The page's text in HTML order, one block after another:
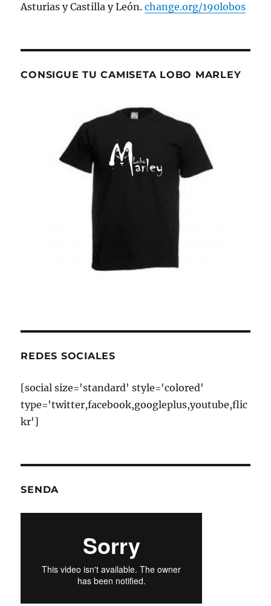
Asturias y Castilla y León.change.org/190lobos
CONSIGUE TU CAMISETA LOBO MARLEY
REDES SOCIALES
[social size='standard' style='colored'
type='twitter,facebook,googleplus,youtube,flic
kr']
SENDA